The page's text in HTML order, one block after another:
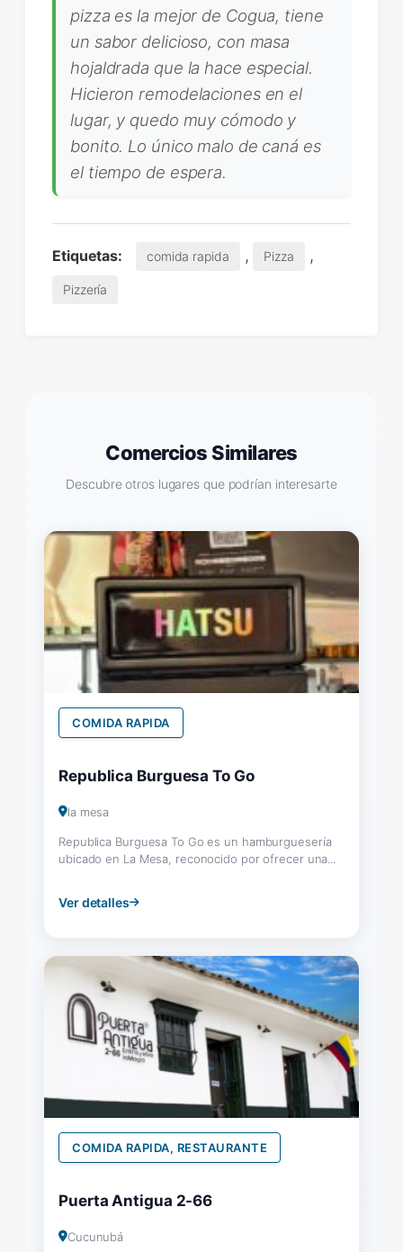
pizza es la mejor de Cogua, tiene
un sabor delicioso, con masa
hojaldrada que la hace especial.
Hicieron remodelaciones en el
lugar, y quedo muy cómodo y
bonito. Lo único malo de caná es
el tiempo de espera.
Etiquetas: comida rapida , Pizza ,
Pizzería
Comercios Similares
Descubre otros lugares que podrían interesarte
COMIDA RAPIDA
Republica Burguesa To Go
la mesa
Republica Burguesa To Go es un hamburguesería
ubicado en La Mesa, reconocido por ofrecer una...
Ver detalles
COMIDA RAPIDA, RESTAURANTE
Puerta Antigua 2-66
Cucunubá